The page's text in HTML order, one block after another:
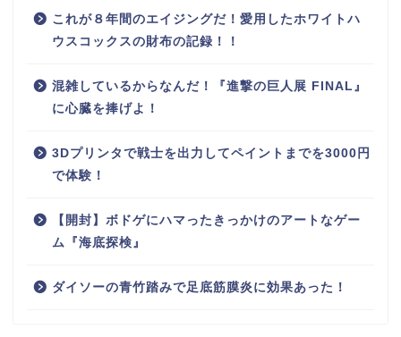
これが８年間のエイジングだ！愛用したホワイトハ
ウスコックスの財布の記録！！
混雑しているからなんだ！『進撃の巨人展 FINAL』
に心臓を捧げよ！
3Dプリンタで戦士を出力してペイントまでを3000円
で体験！
【開封】ボドゲにハマったきっかけのアートなゲー
ム『海底探検』
ダイソーの青竹踏みで足底筋膜炎に効果あった！